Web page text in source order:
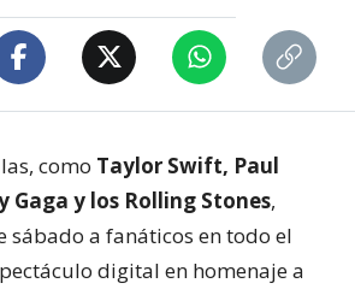
como Taylor Swift, Paul
Gaga y los Rolling Stones,
sábado a fanáticos en todo el
digital en homenaje a